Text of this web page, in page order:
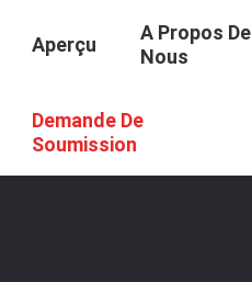
Aperçu
A Propos De
Nous
Demande De
Soumission
Des Bijoux De Guérison Spirituelle